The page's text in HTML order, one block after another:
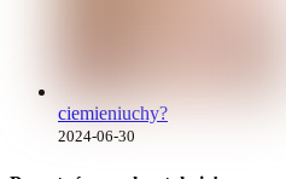
ciemieniuchy?
2024-06-30